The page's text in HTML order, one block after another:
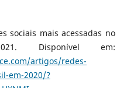
sociais mais acessadas no
Disponível em:
artigos/redes-
em-2020/?